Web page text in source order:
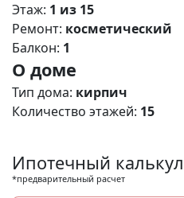
Этаж: 1 из 15
Ремонт: косметический
Балкон: 1
О доме
Тип дома: кирпич
Количество этажей: 15
Ипотечный
*предварительный расчет